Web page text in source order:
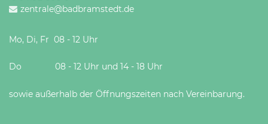
zentrale@badbramstedt.de
Mo, Di, Fr 08 - 12 Uhr
Do 08 - 12 Uhr und 14 - 18 Uhr
sowie außerhalb der Öffnungszeiten nach Vereinbarung.